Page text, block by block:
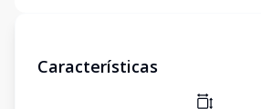
Características